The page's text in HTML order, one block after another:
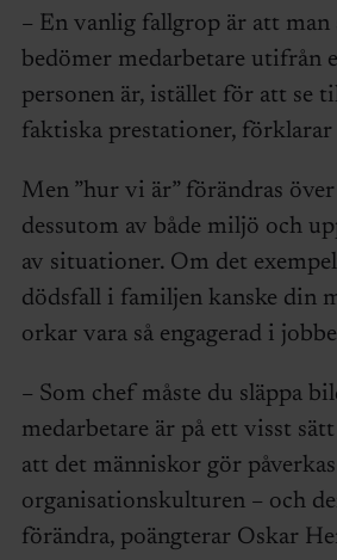
– En vanlig fallgrop är att man
bedömer medarbetare utifrån
personen är, istället för att se
faktiska prestationer, förklarar
Men ”hur vi är” förändras
dessutom av både miljö och
av situationer. Om det
dödsfall i familjen kanske din
orkar vara så engagerad i
– Som chef måste du släppa
medarbetare är på ett visst
att det människor gör
organisationskulturen – och
förändra, poängterar Oskar